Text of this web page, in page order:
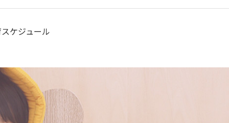
よくあるご質問
ィシャルサイト
ケジュール